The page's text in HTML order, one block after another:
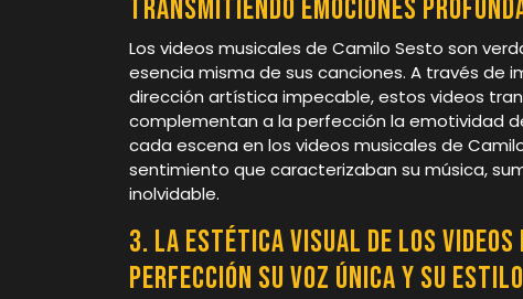
transmitiendo emociones
Los videos musicales de Camilo Sesto son
esencia misma de sus canciones. A través de
dirección artística impecable, estos videos
complementan a la perfección la emotividad
cada escena en los videos musicales de
sentimiento que caracterizaban su música,
inolvidable.
3. La estética visual de los videos
perfección su voz única y su